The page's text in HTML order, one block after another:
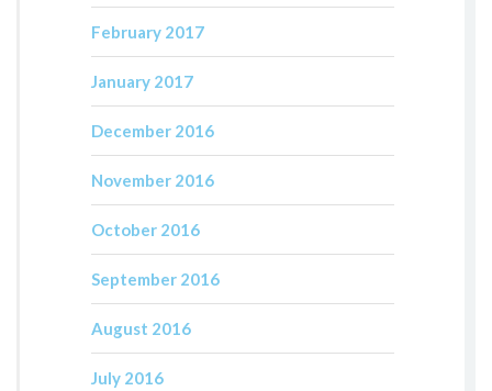
February 2017
January 2017
December 2016
November 2016
October 2016
September 2016
August 2016
July 2016